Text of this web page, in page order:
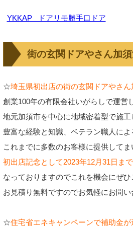
YKKAP ドアリモ勝手口ドア
街の玄関ドアやさん加
☆埼玉県初出店の街の玄関ドアやさ
創業100年の有限会社いがらしで運営
地元加須市を中心に地域密着型で施工
豊富な経験と知識、ベテラン職人に
これまでに多数のお客様に提供してま
初出店記念として2023年12月31日ま
なっておりますのでこれを機会にぜひ
お見積り無料ですのでお気軽にお問い
☆住宅省エネキャンペーンで補助金が